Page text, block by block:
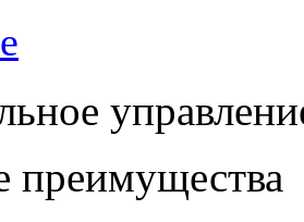
преимущества